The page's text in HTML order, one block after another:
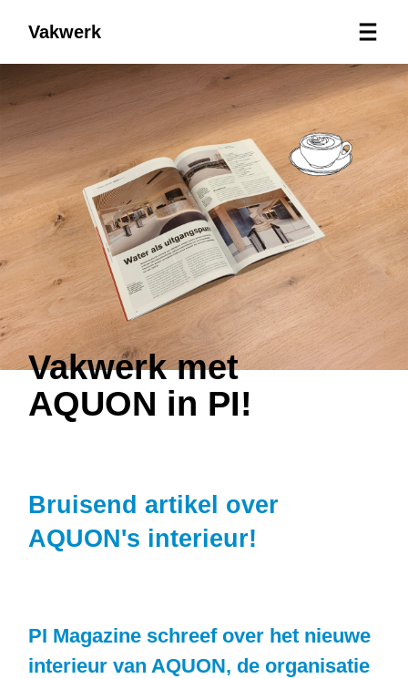
Vakwerk
Vakwerk met
AQUON in PI!
Bruisend artikel over
AQUON's interieur!
PI Magazine schreef over het nieuwe
interieur van AQUON, de organisatie